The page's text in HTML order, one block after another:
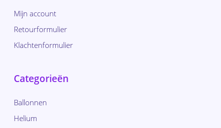
Mijn account
Retourformulier
Klachtenformulier
Categorieën
Ballonnen
Helium